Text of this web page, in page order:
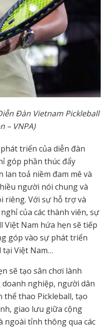
Đàn Vietnam Pickleball
– VNPA)
triển của diễn đàn
góp phần thúc đẩy
lan toả niềm đam mê và
người nói chung và
riêng. Với sự hỗ trợ và
của các thành viên, sự
Việt Nam hứa hẹn sẽ tiếp
góp vào sự phát triển
tại Việt Nam…
sẽ tạo sân chơi lành
nghiệp, người dân
thể thao Pickleball, tạo
giao lưu giữa cộng
ngoài tỉnh thông qua các